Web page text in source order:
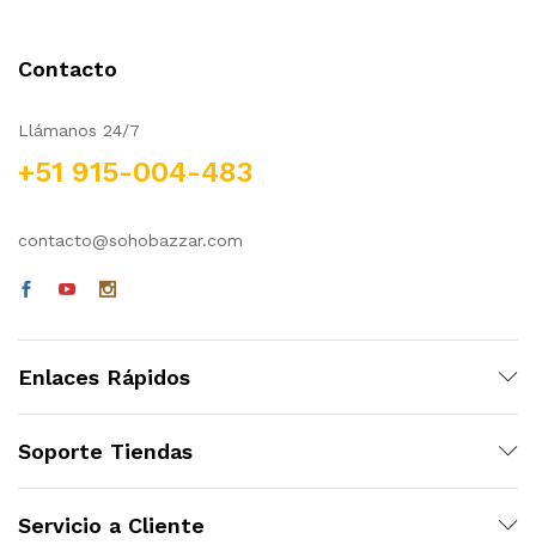
Contacto
Llámanos 24/7
+51 915-004-483
contacto@sohobazzar.com
Enlaces Rápidos
Soporte Tiendas
Servicio a Cliente